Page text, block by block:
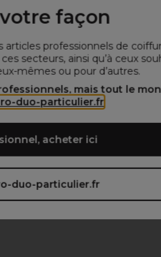
façon
articles professionnels de
secteurs, ainsi qu’à ceux
mêmes ou pour d’autres.
mais tout le
duo-particulier.fr
acheter ici
duo-particulier.fr